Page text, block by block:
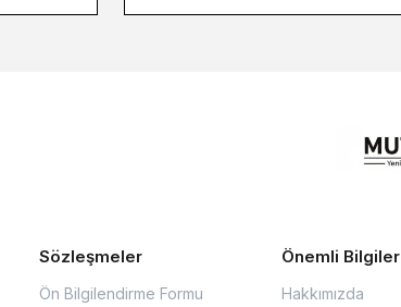
Sözleşmeler
Ön Bilgilendirme Formu
Önemli Bilgiler
Hakkımızda